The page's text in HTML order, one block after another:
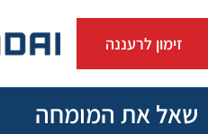
זימון לרעננה
שאל את המומחה